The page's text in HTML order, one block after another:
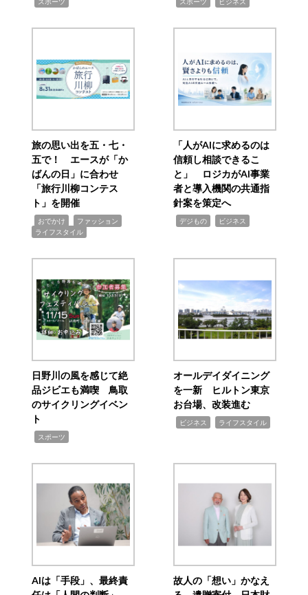
旅の思い出を五・七・
五で！ エースが「か
ばんの日」に合わせ
「旅行川柳コンテス
ト」を開催
おでかけ ファッション
ライフスタイル
「人がAIに求めるのは
信頼し相談できるこ
と」 ロジカがAI事業
者と導入機関の共通指
針案を策定へ
デジもの ビジネス
日野川の風を感じて絶
品ジビエも満喫 鳥取
のサイクリングイベン
ト
スポーツ
オールデイダイニング
を一新 ヒルトン東京
お台場、改装進む
ビジネス ライフスタイル
AIは「手段」、最終責
故人の「想い」かなえ